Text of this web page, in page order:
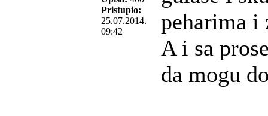
Pristupio:
25.07.2014.
09:42
peharima i
A i sa
da mogu